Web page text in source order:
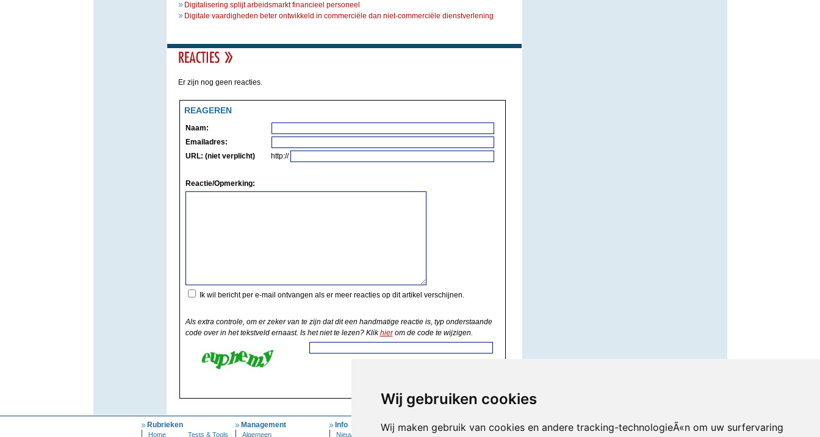
Wij gebruiken cookies
Wij maken gebruik van cookies en andere tracking-technologieÃ«n om uw surfervaring
Digitalisering splijt arbeidsmarkt financieel personeel
Digitale vaardigheden beter ontwikkeld in commerciële dan niet-commerciële dienstverlening
Er zijn nog geen reacties.
REAGEREN
Naam:
Emailadres:
URL: (niet verplicht)
http://
Reactie/Opmerking:
Ik wil bericht per e-mail ontvangen als er meer reacties op dit artikel verschijnen.
Als extra controle, om er zeker van te zijn dat dit een handmatige reactie is, typ onderstaande
code over in het tekstveld ernaast. Is het niet te lezen? Klikhierom de code te wijzigen.
Rubrieken
Home Tests & Tools
Management
Algemeen
Info
Nieuwsbrief
Mijn Account
Inloggen